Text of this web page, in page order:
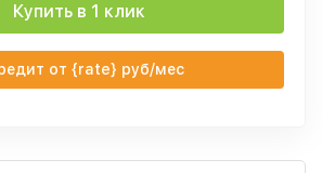
Купить в 1 клик
от {rate} руб/мес